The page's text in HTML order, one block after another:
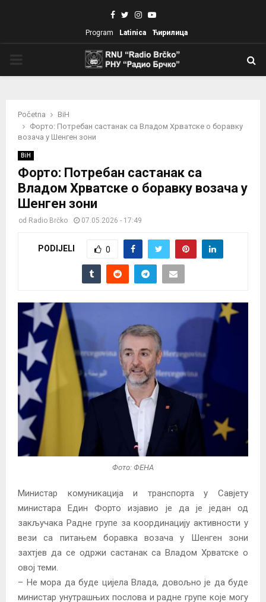
Facebook
TwitterInstagram
Youtube
Program Latinica Ћирилица
Početna
BiH
Форто: Потребан састанак са Владом Хрватске о боравку
возача у Шенген зони
BiH
Форто: Потребан састанак са
Владом Хрватске о боравку возача у
Шенген зони
od Radio Brčko 07.05.2026 - 17:49
PODIJELI 0
Фото: ФЕНА
Министар комуникација и транспорта у Савјету
министара Един Форто изјавио је да је један од
закључака Радне групе за координацију активности у
вези са питањем боравка возача у Шенген зони
захтјев да се одржи састанак са Владом Хрватске о
овој теми.
– Не мора да буде цијела Влада, довољно је да буде
министар унутрашњих послова и радне групе које могу